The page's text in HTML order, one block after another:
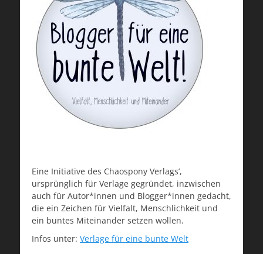
Eine Initiative des Chaospony Verlags’,
ursprünglich für Verlage gegründet, inzwischen
auch für Autor*innen und Blogger*innen gedacht,
die ein Zeichen für Vielfalt, Menschlichkeit und
ein buntes Miteinander setzen wollen.
Infos unter: Verlage für eine bunte Welt